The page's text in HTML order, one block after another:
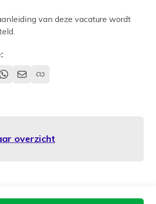
van deze vacature wordt
overzicht